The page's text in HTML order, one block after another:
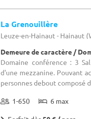
La Grenouillère
Leuze-en-Hainaut - Hainaut
Demeure de caractère /
Domaine conférence : 3
d'une mezzanine. Pouvant
personnes debout composé
1-650 6 max